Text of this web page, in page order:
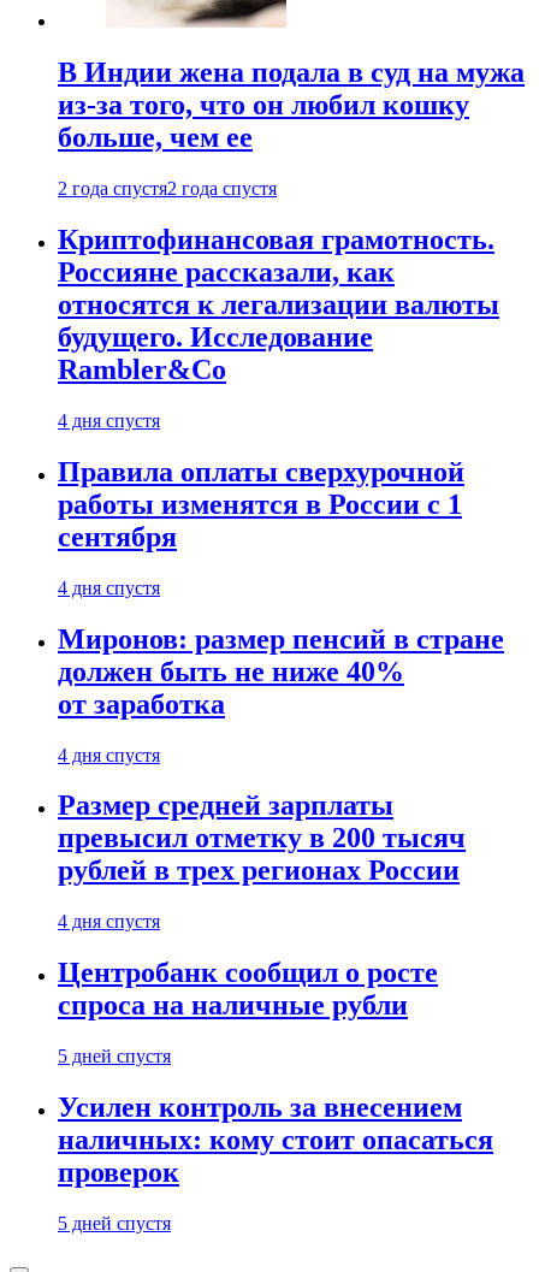
В Индии жена подала в суд на мужа
из-за того, что он любил кошку
больше, чем ее
2 года спустя2 года спустя
Криптофинансовая грамотность.
Россияне рассказали, как
относятся к легализации валюты
будущего. Исследование
Rambler&Co
4 дня спустя
Правила оплаты сверхурочной
работы изменятся в России с 1
сентября
4 дня спустя
Миронов: размер пенсий в стране
должен быть не ниже 40%
от заработка
4 дня спустя
Размер средней зарплаты
превысил отметку в 200 тысяч
рублей в трех регионах России
4 дня спустя
Центробанк сообщил о росте
спроса на наличные рубли
5 дней спустя
Усилен контроль за внесением
наличных: кому стоит опасаться
проверок
5 дней спустя